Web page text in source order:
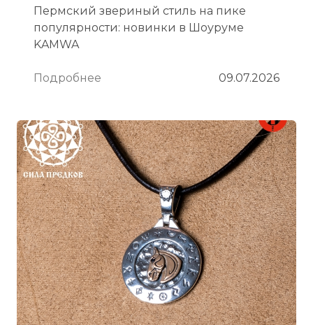
Пермский звериный стиль на пике
популярности: новинки в Шоуруме
KAMWA
Подробнее 09.07.2026